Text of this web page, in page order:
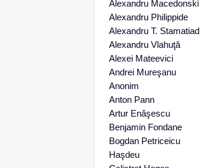
Alexandru Macedonski
Alexandru Philippide
Alexandru T. Stamatiad
Alexandru Vlahuţă
Alexei Mateevici
Andrei Mureşanu
Anonim
Anton Pann
Artur Enăşescu
Benjamin Fondane
Bogdan Petriceicu
Haşdeu